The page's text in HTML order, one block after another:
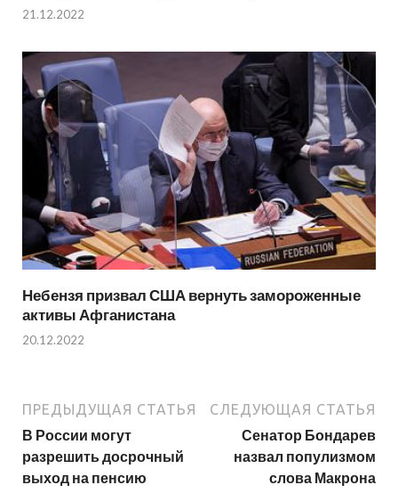
21.12.2022
Небензя призвал США вернуть замороженные
активы Афганистана
20.12.2022
ПРЕДЫДУЩАЯ СТАТЬЯ
В России могут
разрешить досрочный
выход на пенсию
СЛЕДУЮЩАЯ СТАТЬЯ
Сенатор Бондарев
назвал популизмом
слова Макрона